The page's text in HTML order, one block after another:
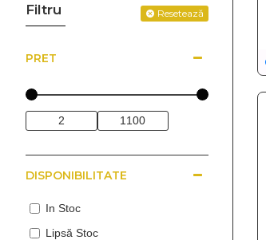
Filtru Resetează
PRET
DISPONIBILITATE
In Stoc
Lipsă Stoc